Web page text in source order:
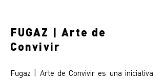
FUGAZ | Arte de
Convivir
Fugaz | Arte de Convivir es una iniciativa